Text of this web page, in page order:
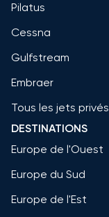
Pilatus
Cessna
Gulfstream
Embraer
Tous les jets privés
DESTINATIONS
Europe de l'Ouest
Europe du Sud
Europe de l'Est